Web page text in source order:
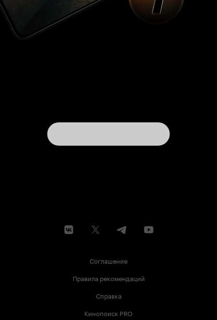
Соглашение
Правила рекомендаций
Справка
Кинопоиск PRO